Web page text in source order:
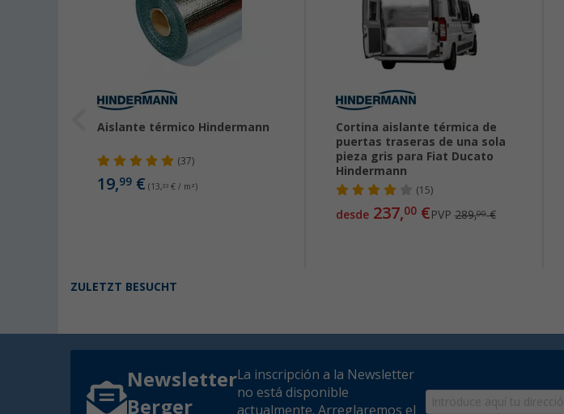
Aislante térmico Hindermann
(37)
19,99 € (13,33 € / m²)
Cortina aislante térmica de
puertas traseras de una sola
pieza gris para Fiat Ducato
Hindermann
(15)
desde237,00€PVP 289,00€
ZULETZT BESUCHT
Newsletter
Berger
La inscripción a la Newsletter
no está disponible
actualmente. Arreglaremos el